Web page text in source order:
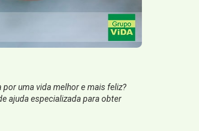
uma vida melhor e mais feliz?
ajuda especializada para obter